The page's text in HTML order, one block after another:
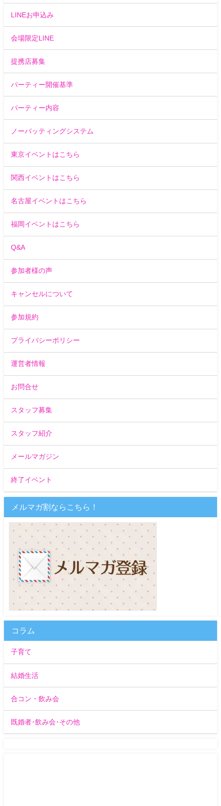
LINEお申込み
会場限定LINE
提携店募集
パーティー開催基準
パーティー内容
ノーバッティングシステム
東京イベントはこちら
関西イベントはこちら
名古屋イベントはこちら
福岡イベントはこちら
Q&A
参加者様の声
キャンセルについて
参加規約
プライバシーポリシー
運営者情報
お問合せ
スタッフ募集
スタッフ紹介
メールマガジン
終了イベント
メルマガ割ならこちら！
コラム
子育て
結婚生活
合コン・飲み会
既婚者･飲み会･その他